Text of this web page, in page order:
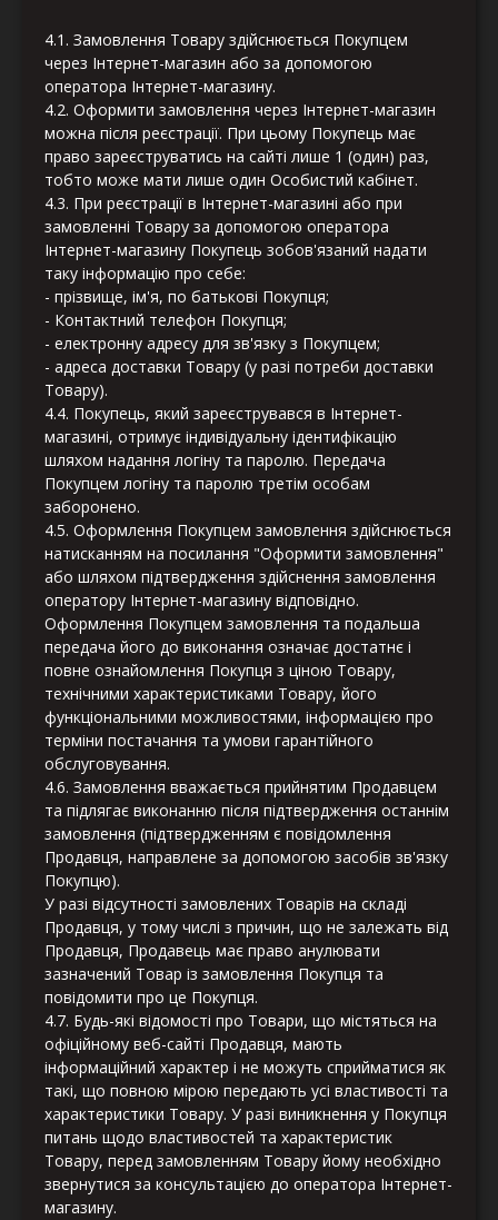
4.1. Замовлення Товару здійснюється Покупцем
через Інтернет-магазин або за допомогою
оператора Інтернет-магазину.
4.2. Оформити замовлення через Інтернет-магазин
можна після реєстрації. При цьому Покупець має
право зареєструватись на сайті лише 1 (один) раз,
тобто може мати лише один Особистий кабінет.
4.3. При реєстрації в Інтернет-магазині або при
замовленні Товару за допомогою оператора
Інтернет-магазину Покупець зобов'язаний надати
таку інформацію про себе:
- прізвище, ім'я, по батькові Покупця;
- Контактний телефон Покупця;
- електронну адресу для зв'язку з Покупцем;
- адреса доставки Товару (у разі потреби доставки
Товару).
4.4. Покупець, який зареєструвався в Інтернет-
магазині, отримує індивідуальну ідентифікацію
шляхом надання логіну та паролю. Передача
Покупцем логіну та паролю третім особам
заборонено.
4.5. Оформлення Покупцем замовлення здійснюється
натисканням на посилання "Оформити замовлення"
або шляхом підтвердження здійснення замовлення
оператору Інтернет-магазину відповідно.
Оформлення Покупцем замовлення та подальша
передача його до виконання означає достатнє і
повне ознайомлення Покупця з ціною Товару,
технічними характеристиками Товару, його
функціональними можливостями, інформацією про
терміни постачання та умови гарантійного
обслуговування.
4.6. Замовлення вважається прийнятим Продавцем
та підлягає виконанню після підтвердження останнім
замовлення (підтвердженням є повідомлення
Продавця, направлене за допомогою засобів зв'язку
Покупцю).
У разі відсутності замовлених Товарів на складі
Продавця, у тому числі з причин, що не залежать від
Продавця, Продавець має право анулювати
зазначений Товар із замовлення Покупця та
повідомити про це Покупця.
4.7. Будь-які відомості про Товари, що містяться на
офіційному веб-сайті Продавця, мають
інформаційний характер і не можуть сприйматися як
такі, що повною мірою передають усі властивості та
характеристики Товару. У разі виникнення у Покупця
питань щодо властивостей та характеристик
Товару, перед замовленням Товару йому необхідно
звернутися за консультацією до оператора Інтернет-
магазину.